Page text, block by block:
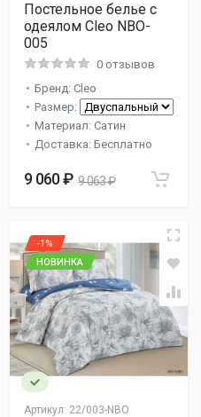
Постельное белье с
одеялом Cleo NBO-
005
0 отзывов
Бренд: Cleo
Размер:
Материал: Сатин
Доставка: Бесплатно
9 060 ₽ 9 063 ₽
Артикул: 22/003-NBO
-1%
НОВИНКА